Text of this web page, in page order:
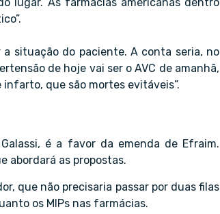
situação do paciente. A conta seria, no
de hoje vai ser o AVC de amanhã,
infarto, que são mortes evitáveis”.
é a favor da emenda de Efraim.
abordará as propostas.
que não precisaria passar por duas filas
os MIPs nas farmácias.